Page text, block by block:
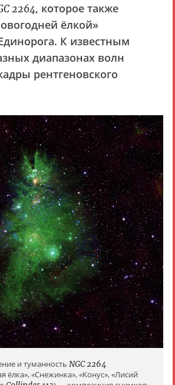
2264, которое также
ёлкой»
К известным
диапазонах волн
рентгеновского
и туманность NGC 2264
ёлка», «Снежинка», «Конус», «Лисий